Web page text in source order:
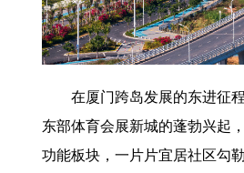
在厦门跨岛发展的东进征
东部体育会展新城的蓬勃兴起
功能板块，一片片宜居社区勾